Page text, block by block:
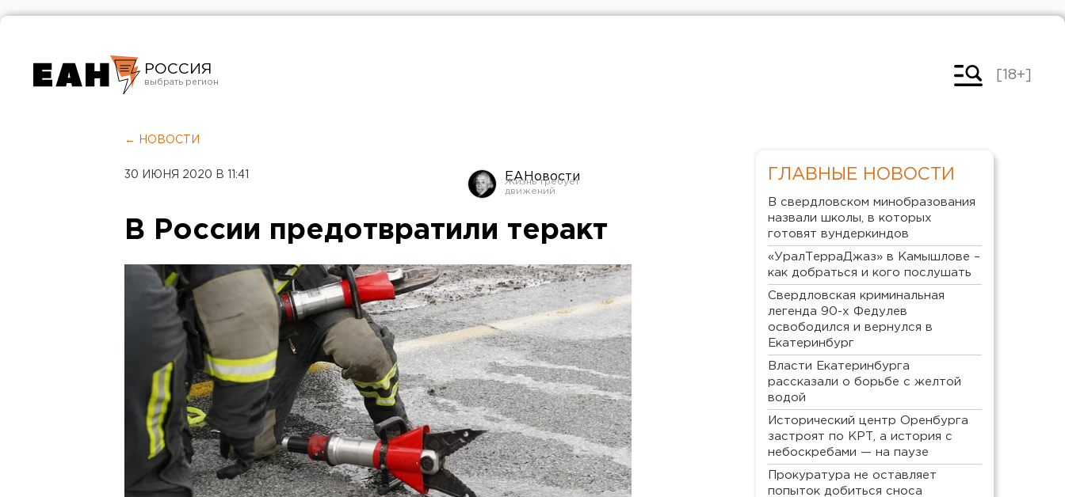
РОССИЯ
Челябинск
[18+]
← НОВОСТИ
30 ИЮНЯ 2020 В 11:41 ЕАНовости
В России предотвратили теракт
ГЛАВНЫЕ НОВОСТИ
В свердловском минобразования
назвали школы, в которых
готовят вундеркиндов
«УралТерраДжаз» в Камышлове –
как добраться и кого послушать
Свердловская криминальная
легенда 90-х Федулев
освободился и вернулся в
Екатеринбург
Власти Екатеринбурга
рассказали о борьбе с желтой
водой
Исторический центр Оренбурга
застроят по КРТ, а история с
небоскребами — на паузе
Прокуратура не оставляет
попыток добиться сноса